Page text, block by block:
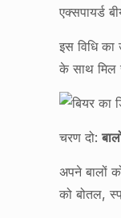
एक्सपायर्ड
इस विधि का
के साथ मिल
चरण दो:
अपने बालों
को बोतल,